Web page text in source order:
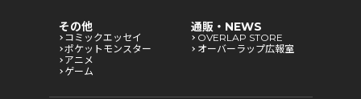
その他
コミックエッセイ
ポケットモンスター
アニメ
ゲーム
通販・NEWS
OVERLAP STORE
オーバーラップ広報室